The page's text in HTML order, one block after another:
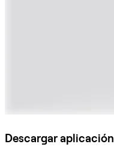
Descargar aplicación